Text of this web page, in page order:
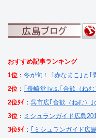
おすすめ記事ランキング
1位 ： 冬が旬！ ｢赤なまこ｣と｢
2位 ： ｢長崎堂｣v.s.｢合歓（ね
2位ﾀｲ ： 呉市広｢合歓（ねむ）｣
3位 ： ミシュランガイド広島
3位ﾀｲ ： ｢ミシュランガイド広